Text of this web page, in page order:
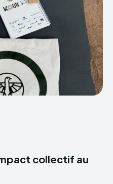
collectif au